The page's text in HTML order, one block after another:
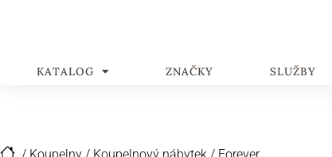
KATALOG ZNAČKY SLUŽBY